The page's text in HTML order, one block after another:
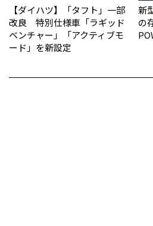
【ダイハツ】「タフト」一部
改良 特別仕様車「ラギッド
ベンチャー」「アクティブモ
ード」を新設定
新
の